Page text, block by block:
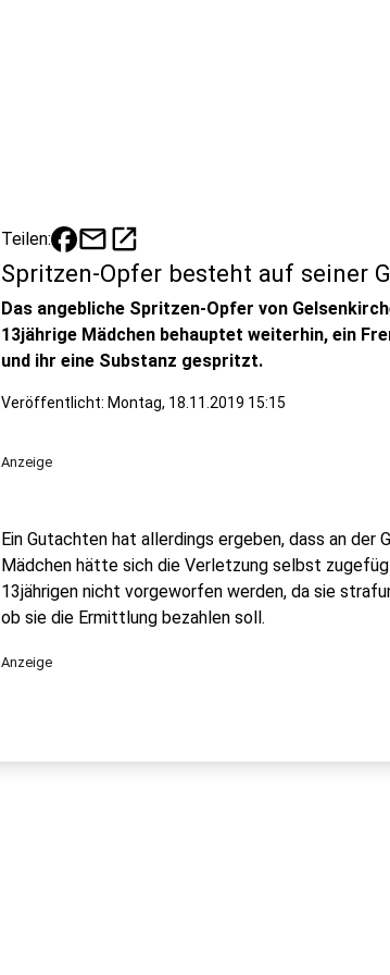
Teilen: mailopen_in_new
Spritzen-Opfer besteht auf seiner
Das angebliche Spritzen-Opfer von
13jährige Mädchen behauptet weiterhin, ein
und ihr eine Substanz gespritzt.
Veröffentlicht: Montag, 18.11.2019 15:15
Anzeige
Ein Gutachten hat allerdings ergeben, dass an der
Mädchen hätte sich die Verletzung selbst
13jährigen nicht vorgeworfen werden, da sie
ob sie die Ermittlung bezahlen soll.
Anzeige